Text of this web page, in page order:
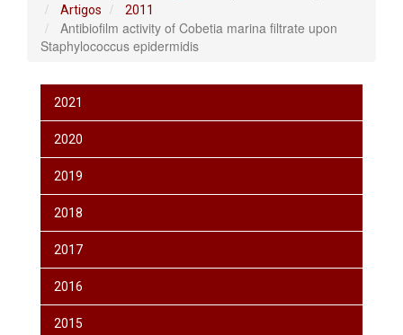
Artigos 2011
Antibiofilm activity of Cobetia marina filtrate upon
Staphylococcus epidermidis
2021
2020
2019
2018
2017
2016
2015